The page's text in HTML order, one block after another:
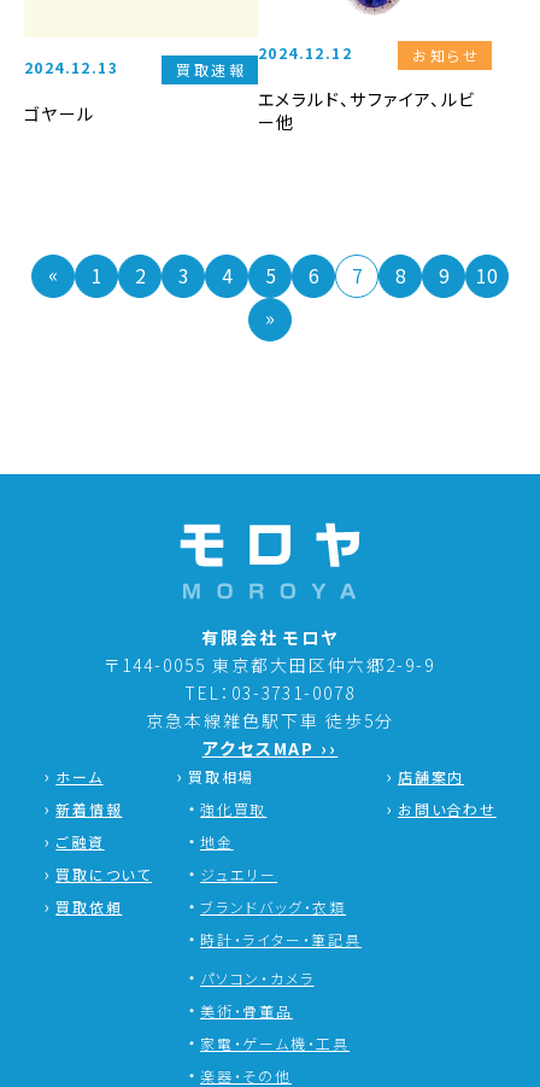
2024.12.13 買取速報
ゴヤール
2024.12.12 お知らせ
エメラルド、サファイア、ルビ
ー他
« 1 2 3 4 5 6 7 8 9
10
»
有限会社 モロヤ
〒144-0055 東京都大田区仲六郷2-9-9
TEL：03-3731-0078
京急本線雑色駅下車 徒歩5分
アクセスMAP ››
ホーム
新着情報
ご融資
買取について
買取依頼
買取相場
強化買取
地金
ジュエリー
ブランドバッグ・衣類
時計・ライター・筆記具
パソコン・カメラ
美術・骨董品
家電・ゲーム機・工具
楽器・その他
店舗案内
お問い合わせ